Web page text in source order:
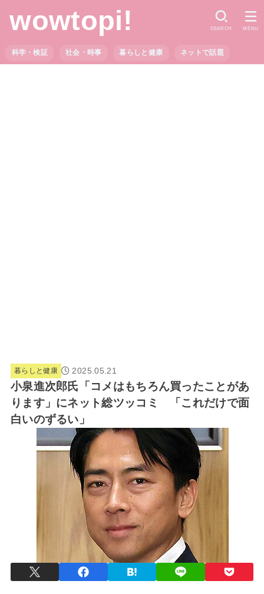
wowtopi!
科学・検証 社会・時事 暮らしと健康 ネットで話題
SEARCH MENU
暮らしと健康 2025.05.21
小泉進次郎氏「コメはもちろん買ったことがあ
ります」にネット総ツッコミ 「これだけで面
白いのずるい」